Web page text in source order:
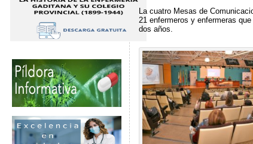
La cuatro Mesas de
21 enfermeros y enfermeras
dos años.